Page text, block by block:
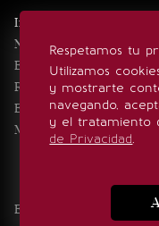
Respetamos tu
Utilizamos
y mostrarte
navegando,
y el tratamiento
de Privacidad.
Inicio
Noticias
Eventos
Realeza
Estilo de vida
Minuto x Minuto
Edición Impresa